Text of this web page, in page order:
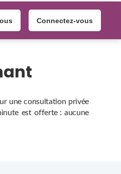
Connectez-vous
une consultation privée
est offerte : aucune